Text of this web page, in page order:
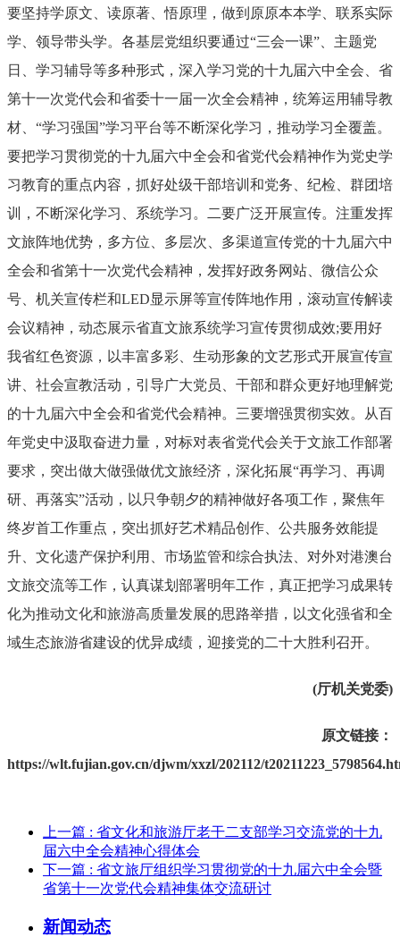
要坚持学原文、读原著、悟原理，做到原原本本学、联系实际
学、领导带头学。各基层党组织要通过“三会一课”、主题党
日、学习辅导等多种形式，深入学习党的十九届六中全会、省
第十一次党代会和省委十一届一次全会精神，统筹运用辅导教
材、“学习强国”学习平台等不断深化学习，推动学习全覆盖。
要把学习贯彻党的十九届六中全会和省党代会精神作为党史学
习教育的重点内容，抓好处级干部培训和党务、纪检、群团培
训，不断深化学习、系统学习。二要广泛开展宣传。注重发挥
文旅阵地优势，多方位、多层次、多渠道宣传党的十九届六中
全会和省第十一次党代会精神，发挥好政务网站、微信公众
号、机关宣传栏和LED显示屏等宣传阵地作用，滚动宣传解读
会议精神，动态展示省直文旅系统学习宣传贯彻成效;要用好
我省红色资源，以丰富多彩、生动形象的文艺形式开展宣传宣
讲、社会宣教活动，引导广大党员、干部和群众更好地理解党
的十九届六中全会和省党代会精神。三要增强贯彻实效。从百
年党史中汲取奋进力量，对标对表省党代会关于文旅工作部署
要求，突出做大做强做优文旅经济，深化拓展“再学习、再调
研、再落实”活动，以只争朝夕的精神做好各项工作，聚焦年
终岁首工作重点，突出抓好艺术精品创作、公共服务效能提
升、文化遗产保护利用、市场监管和综合执法、对外对港澳台
文旅交流等工作，认真谋划部署明年工作，真正把学习成果转
化为推动文化和旅游高质量发展的思路举措，以文化强省和全
域生态旅游省建设的优异成绩，迎接党的二十大胜利召开。
(厅机关党委)
原文链接：
https://wlt.fujian.gov.cn/djwm/xxzl/202112/
上一篇 : 省文化和旅游厅老干二支部学习交流党的十九
届六中全会精神心得体会
下一篇 : 省文旅厅组织学习贯彻党的十九届六中全会暨
省第十一次党代会精神集体交流研讨
新闻动态